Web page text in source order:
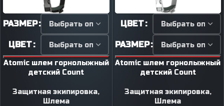
РАЗМЕР
ЦВЕТ
Atomic шлем горнолыжный
детский Count
Защитная экипировка,
Шлема
ЦВЕТ
РАЗМЕР
Atomic шлем горнолыжный
детский Count
Защитная экипировка,
Шлема